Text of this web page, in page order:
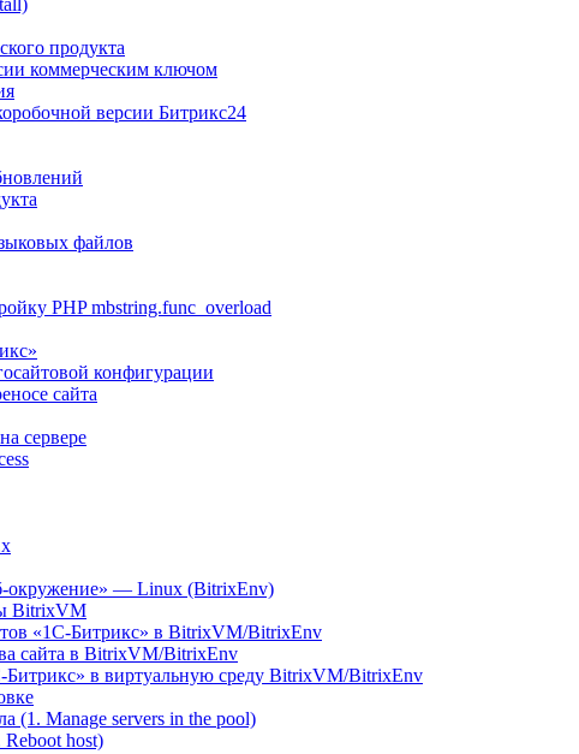
продукта
коммерческим ключом
версии Битрикс24
файлов
PHP mbstring.func_overload
конфигурации
сайта
сервере
окружение» — Linux (BitrixEnv)
BitrixVM
«1С-Битрикс» в BitrixVM/BitrixEnv
сайта в BitrixVM/BitrixEnv
Битрикс» в виртуальную среду BitrixVM/BitrixEnv
(1. Manage servers in the pool)
Reboot host)